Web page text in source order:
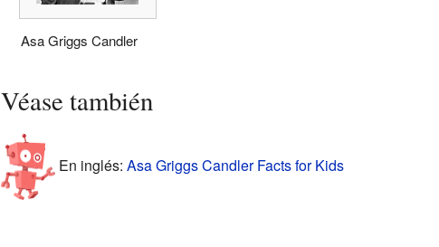
Asa Griggs Candler
Véase también
En inglés: Asa Griggs Candler Facts for Kids